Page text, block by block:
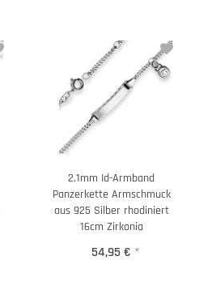
2,1mm Id-Armband
Panzerkette Armschmuck
aus 925 Silber rhodiniert
16cm Zirkonia
54,95 € *